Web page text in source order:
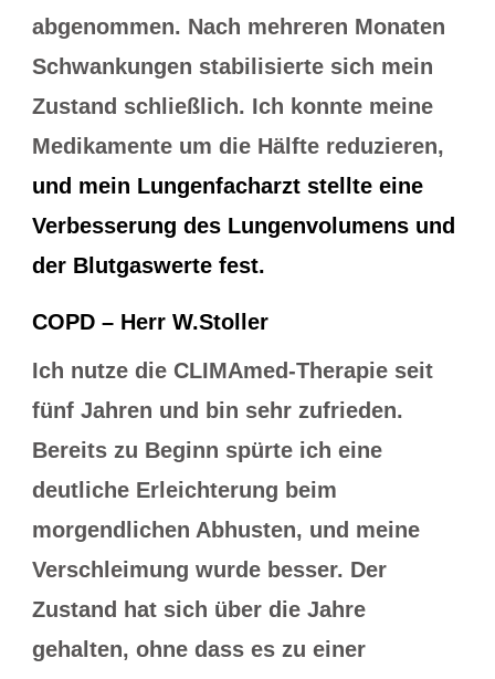
abgenommen. Nach mehreren Monaten
Schwankungen stabilisierte sich mein
Zustand schließlich. Ich konnte meine
Medikamente um die Hälfte reduzieren,
und mein Lungenfacharzt stellte eine
Verbesserung des Lungenvolumens und
der Blutgaswerte fest.
COPD – Herr W.Stoller
Ich nutze die CLIMAmed-Therapie seit
fünf Jahren und bin sehr zufrieden.
Bereits zu Beginn spürte ich eine
deutliche Erleichterung beim
morgendlichen Abhusten, und meine
Verschleimung wurde besser. Der
Zustand hat sich über die Jahre
gehalten, ohne dass es zu einer